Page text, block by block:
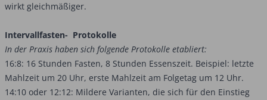
wirkt gleichmäßiger.
Intervallfasten- Protokolle
In der Praxis haben sich folgende Protokolle etabliert:
16:8: 16 Stunden Fasten, 8 Stunden Essenszeit. Beispiel: letzte
Mahlzeit um 20 Uhr, erste Mahlzeit am Folgetag um 12 Uhr.
14:10 oder 12:12: Mildere Varianten, die sich für den Einstieg